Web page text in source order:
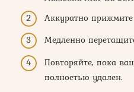
Аккуратно
Медленно
Повторяйте, пока
полностью удален.